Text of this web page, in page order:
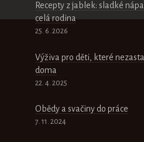
Recepty z jablek: sladké
celá rodina
25. 6. 2026
Výživa pro děti, které
doma
22. 4. 2025
Obědy a svačiny do práce
7. 11. 2024